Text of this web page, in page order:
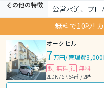
その他の特徴
公営水道、プ
無料で10秒!
オークヒル
7万円/管理費
敷 無料 礼 無料
2LDK / 57.64㎡ / 2階